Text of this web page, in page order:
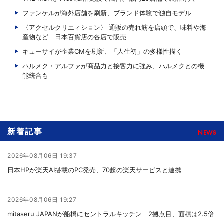
ファンケルが海外店舗を刷新、ブランド体験で独自モデル
〈アクセルクリエィション〉 通販の売れ筋を店頭で、味料や海
産物など 日本百貨店の各店で販売
キューサイが企業CMを刷新、「人生初」の多様性描く
ハルメク・アルファが商品力と接客力に強み、ハルメクとの機
能統合も
新着記事 NEWS
2026年08月06日 19:37
日本HPが楽天AI搭載のPC発売、70超の楽天サービスと連携
2026年08月06日 19:27
mitaseru JAPANが船橋にセントラルキッチン 2拠点目、面積は2.5倍